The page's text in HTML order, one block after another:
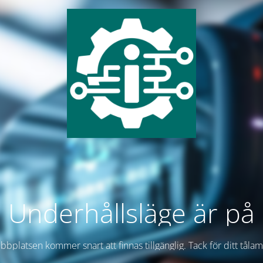
Underhållsläge är på
kommer snart att finnas tillgänglig. Tack för ditt